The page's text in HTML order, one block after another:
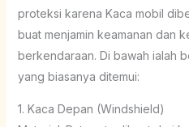
proteksi karena Kaca mobil
buat menjamin keamanan dan
berkendaraan. Di bawah ialah
yang biasanya ditemui:
1. Kaca Depan (Windshield)